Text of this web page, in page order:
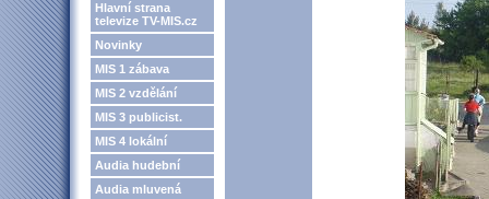
Hlavní strana
televize TV-MIS.cz
Novinky
MIS 1 zábava
MIS 2 vzdělání
MIS 3 publicist.
MIS 4 lokální
Audia hudební
Audia mluvená